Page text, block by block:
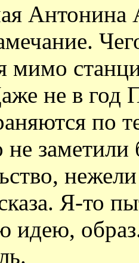
Антонина
мимо
не в год
по
заметили
Я-то
идею,